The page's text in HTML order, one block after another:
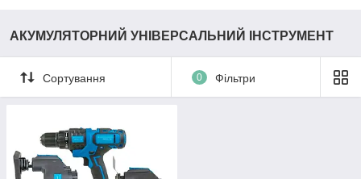
АКУМУЛЯТОРНИЙ УНІВЕРСАЛЬНИЙ ІНСТРУМЕНТ
Сортування 0 Фільтри